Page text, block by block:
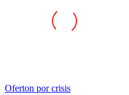
Oferton por crisis